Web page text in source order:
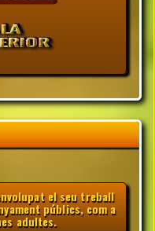
el seu treball
públics, com a
adultes.